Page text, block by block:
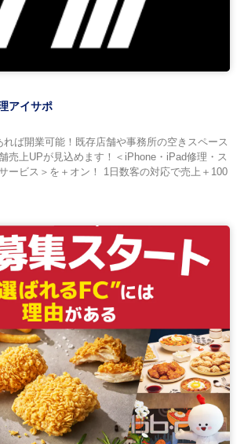
アイサポ
れば開業可能！既存店舗や事務所の空きスペース
売上UPが見込めます！＜iPhone・iPad修理・ス
ービス＞を＋オン！ 1日数客の対応で売上＋100